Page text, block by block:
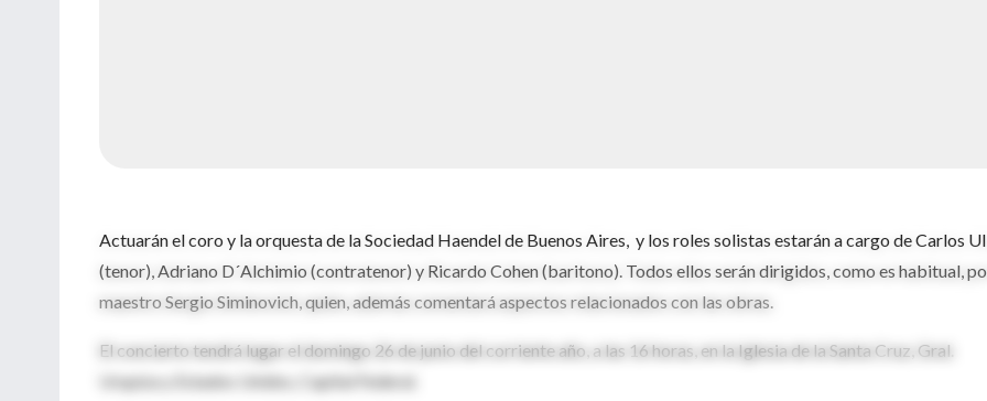
Actuarán el coro y la orquesta de la Sociedad Haendel de Buenos Aires, y los roles solistas estarán a cargo de Carlos
(tenor), Adriano D´Alchimio (contratenor) y Ricardo Cohen (baritono). Todos ellos serán dirigidos, como es habitual,
maestro Sergio Siminovich, quien, además comentará aspectos relacionados con las obras.
El concierto tendrá lugar el domingo 26 de junio del corriente año, a las 16 horas, en la Iglesia de la Santa Cruz, Gral.
Urquiza y Estados Unidos, Capital Federal.